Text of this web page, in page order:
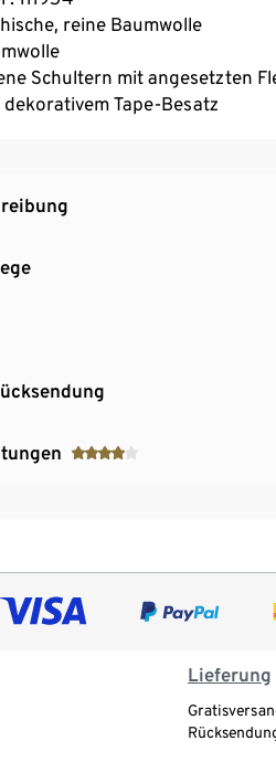
reine Baumwolle
Schultern mit angesetzten
Tape-Besatz
Lieferung